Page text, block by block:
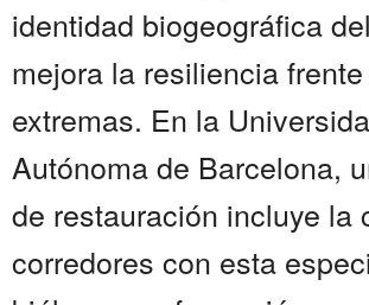
identidad biogeográfica
mejora la resiliencia
extremas. En la
Autónoma de Barcelona,
de restauración incluye la
corredores con esta